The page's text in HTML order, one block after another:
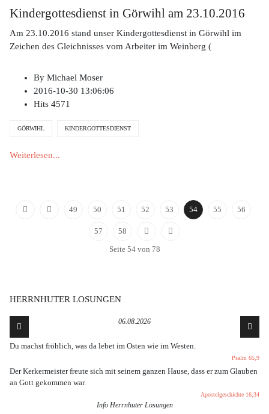
Kindergottesdienst in Görwihl am 23.10.2016
Am 23.10.2016 stand unser Kindergottesdienst in Görwihl im
Zeichen des Gleichnisses vom Arbeiter im Weinberg (
By Michael Moser
2016-10-30 13:06:06
Hits 4571
GÖRWIHL KINDERGOTTESDIENST
Weiterlesen...
49 50 51 52 53 54 55 56
57
58
Seite 54 von 78
HERRNHUTER LOSUNGEN
06.08.2026
Du machst fröhlich, was da lebet im Osten wie im Westen.
Psalm 65,9
Der Kerkermeister freute sich mit seinem ganzen Hause, dass er zum Glauben
an Gott gekommen war.
Apostelgeschichte 16,34
Info Herrnhuter Losungen